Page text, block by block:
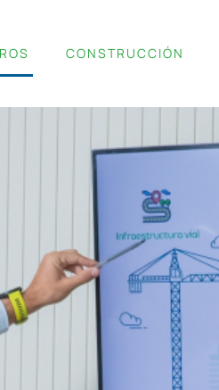
CONSTRUCCIÓN